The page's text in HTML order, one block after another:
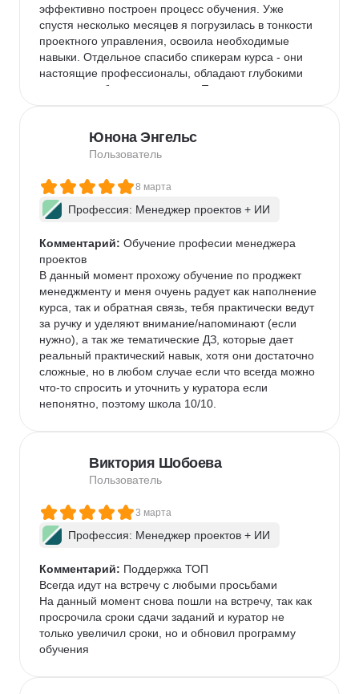
эффективно построен процесс обучения. Уже
спустя несколько месяцев я погрузилась в тонкости
проектного управления, освоила необходимые
навыки. Отдельное спасибо спикерам курса - они
настоящие профессионалы, обладают глубокими
знаниями и большим опытом. Помимо теории в
хочу отметить очень интересные реальные проекты
в учебной программе. Эти проекты помогают мне
отметить высокий уровень поддержки кураторов: на
все мои обращения мне давалась оперативная
квалифицированная консультация. По домашним
Изначально пришла в ProductStar с целью сменить
сферу деятельности и повысить доход. Уверена,
что с таким уровнем обучения я обязательно
достигну поставленной цели. Большое им спасибо!
Юнона Энгельс
Пользователь
8 марта
Профессия: Менеджер проектов + ИИ
Комментарий: Обучение професии менеджера
проектов
В данный момент прохожу обучение по проджект
менеджменту и меня очуень радует как наполнение
курса, так и обратная связь, тебя практически ведут
за ручку и уделяют внимание/напоминают (если
нужно), а так же тематические ДЗ, которые дает
реальный практический навык, хотя они достаточно
сложные, но в любом случае если что всегда можно
что-то спросить и уточнить у куратора если
непонятно, поэтому школа 10/10.
Виктория Шобоева
Пользователь
3 марта
Профессия: Менеджер проектов + ИИ
Комментарий: Поддержка ТОП
Всегда идут на встречу с любыми просьбами
На данный момент снова пошли на встречу, так как
просрочила сроки сдачи заданий и куратор не
только увеличил сроки, но и обновил программу
обучения